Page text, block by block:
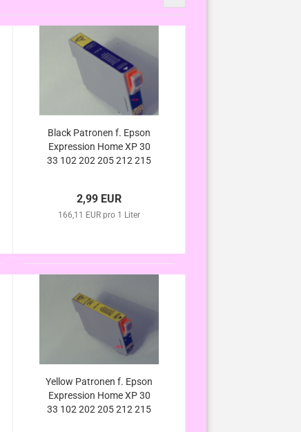
Black Patronen f. Epson
Expression Home XP 30
33 102 202 205 212 215
T1801 kompatibel
2,99 EUR
166,11 EUR pro 1 Liter
Yellow Patronen f. Epson
Expression Home XP 30
33 102 202 205 212 215